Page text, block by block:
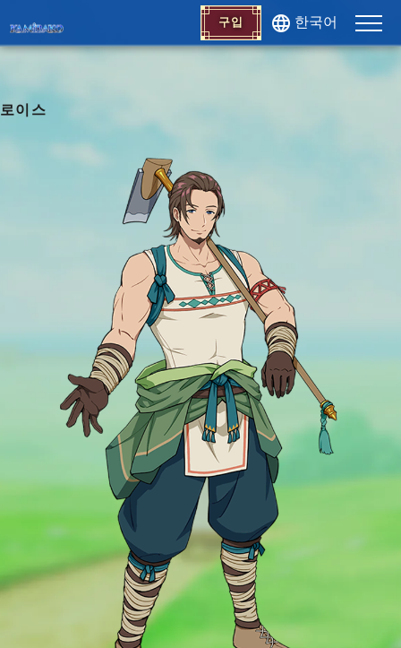
구입 한국어
로이스